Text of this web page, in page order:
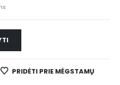
PRIDĖTI PRIE MĖGSTAMŲ